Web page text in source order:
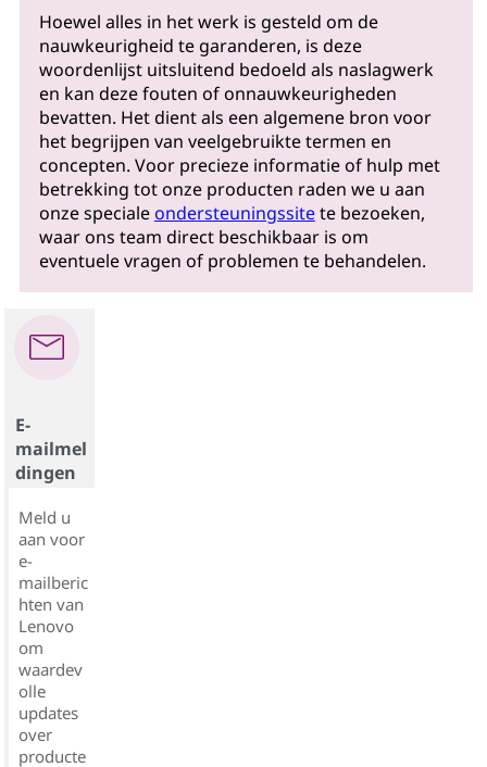
Hoewel alles in het werk is gesteld om de
nauwkeurigheid te garanderen, is deze
woordenlijst uitsluitend bedoeld als naslagwerk
en kan deze fouten of onnauwkeurigheden
bevatten. Het dient als een algemene bron voor
het begrijpen van veelgebruikte termen en
concepten. Voor precieze informatie of hulp met
betrekking tot onze producten raden we u aan
onze specialeondersteuningssitete bezoeken,
waar ons team direct beschikbaar is om
eventuele vragen of problemen te behandelen.
E-
mailmel
dingen
Meld u
aan voor
e-
mailberic
hten van
Lenovo
om
waardev
olle
updates
over
producte